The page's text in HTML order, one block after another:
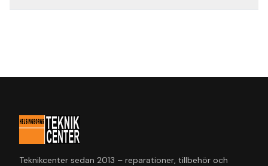
Teknikcenter sedan 2013 – reparationer, tillbehör och